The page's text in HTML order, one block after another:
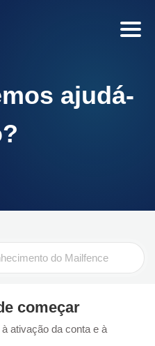
ajudá-
começar
ativação da conta e à